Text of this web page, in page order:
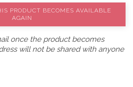
PRODUCT BECOMES AVAILABLE
AGAIN
once the product becomes
will not be shared with anyone